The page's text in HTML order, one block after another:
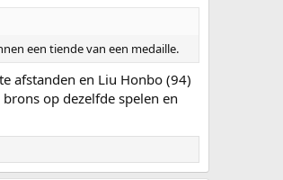
een tiende van een medaille.
afstanden en Liu Honbo (94)
op dezelfde spelen en